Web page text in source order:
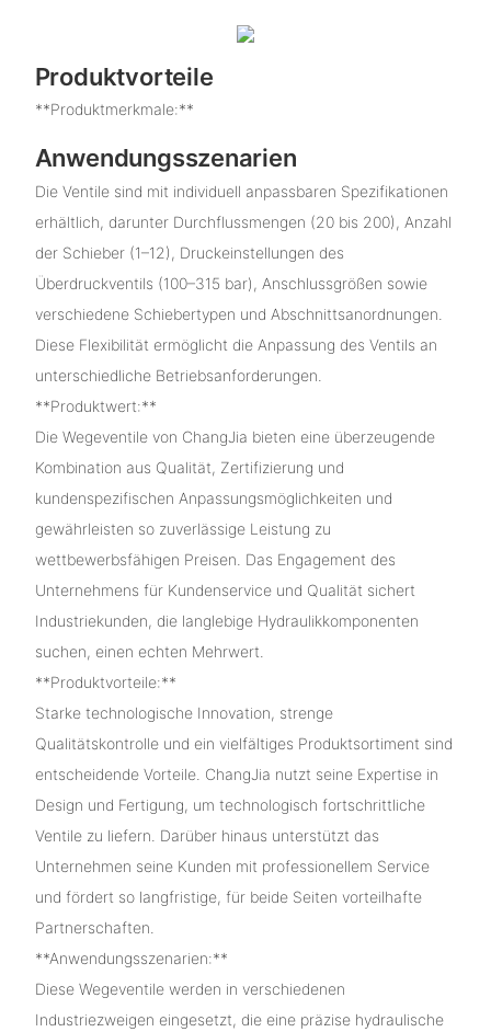
Produktvorteile
**Produktmerkmale:**
Anwendungsszenarien
Die Ventile sind mit individuell anpassbaren Spezifikationen
erhältlich, darunter Durchflussmengen (20 bis 200), Anzahl
der Schieber (1–12), Druckeinstellungen des
Überdruckventils (100–315 bar), Anschlussgrößen sowie
verschiedene Schiebertypen und Abschnittsanordnungen.
Diese Flexibilität ermöglicht die Anpassung des Ventils an
unterschiedliche Betriebsanforderungen.
**Produktwert:**
Die Wegeventile von ChangJia bieten eine überzeugende
Kombination aus Qualität, Zertifizierung und
kundenspezifischen Anpassungsmöglichkeiten und
gewährleisten so zuverlässige Leistung zu
wettbewerbsfähigen Preisen. Das Engagement des
Unternehmens für Kundenservice und Qualität sichert
Industriekunden, die langlebige Hydraulikkomponenten
suchen, einen echten Mehrwert.
**Produktvorteile:**
Starke technologische Innovation, strenge
Qualitätskontrolle und ein vielfältiges Produktsortiment sind
entscheidende Vorteile. ChangJia nutzt seine Expertise in
Design und Fertigung, um technologisch fortschrittliche
Ventile zu liefern. Darüber hinaus unterstützt das
Unternehmen seine Kunden mit professionellem Service
und fördert so langfristige, für beide Seiten vorteilhafte
Partnerschaften.
**Anwendungsszenarien:**
Diese Wegeventile werden in verschiedenen
Industriezweigen eingesetzt, die eine präzise hydraulische